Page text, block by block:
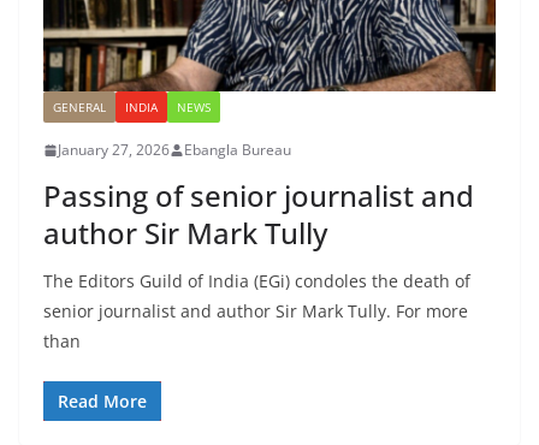
GENERAL INDIA NEWS
January 27, 2026 Ebangla Bureau
Passing of senior journalist and
author Sir Mark Tully
The Editors Guild of India (EGi) condoles the death of
senior journalist and author Sir Mark Tully. For more
than
Read More